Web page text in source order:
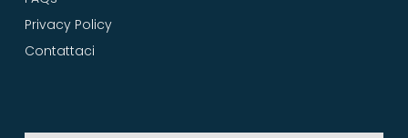
Privacy Policy
Contattaci